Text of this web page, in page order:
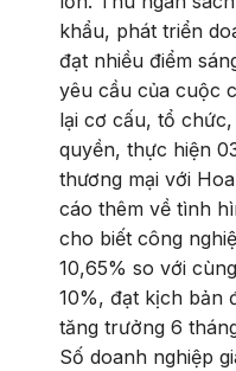
khẩu, phát triển
đạt nhiều điểm
yêu cầu của cuộc
lại cơ cấu, tổ
quyền, thực hiện
thương mại với
cáo thêm về tình
cho biết công
10,65% so với
10%, đạt kịch bản
tăng trưởng 6
Số doanh nghiệp